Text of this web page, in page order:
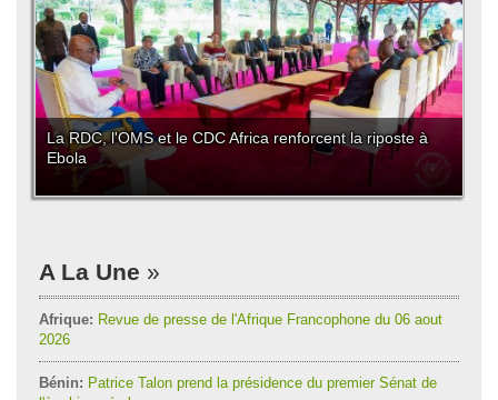
La RDC, l'OMS et le CDC Africa renforcent la riposte à
Ebola
A La Une
Afrique: Revue de presse de l'Afrique Francophone du 06 aout
2026
Bénin: Patrice Talon prend la présidence du premier Sénat de